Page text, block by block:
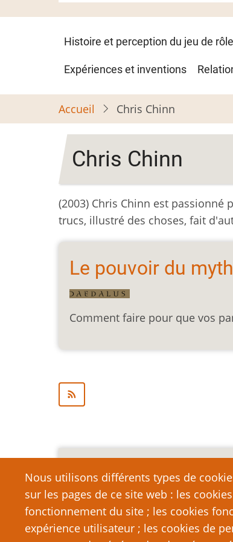
Navigation
principale
Histoire et perception du jeu de rôle
Expériences et inventions
Accueil Chris Chinn
Chris Chinn
(2003) Chris Chinn est
trucs, illustré des choses, fait
Le pouvoir du
Comment faire pour que vos
Nous utilisons différents types de
sur les pages de ce site web : les
fonctionnement du site ; les cookies
expérience utilisateur ; les cookies de
Mention légale
Nous vous encourageons à faire un
qui dépasse la longueur
strictement interdite. Si vous
de PTGPTB.fr, et que vous diffusez